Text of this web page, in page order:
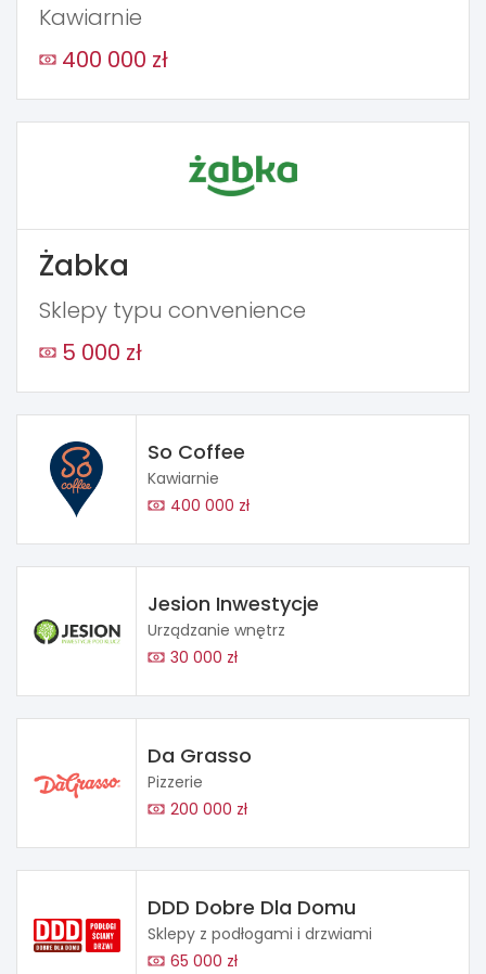
Kawiarnie
400 000 zł
Żabka
Sklepy typu convenience
5 000 zł
So Coffee
Kawiarnie
400 000 zł
Jesion Inwestycje
Urządzanie wnętrz
30 000 zł
Da Grasso
Pizzerie
200 000 zł
DDD Dobre Dla Domu
Sklepy z podłogami i drzwiami
65 000 zł